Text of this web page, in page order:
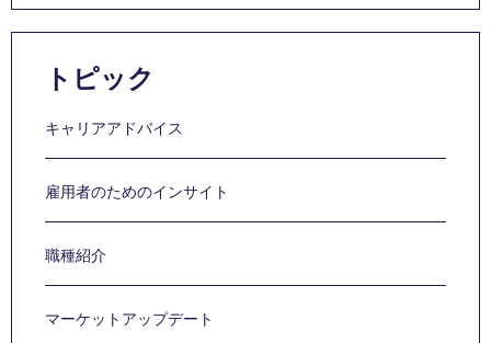
トピック
キャリアアドバイス
雇用者のためのインサイト
職種紹介
マーケットアップデート